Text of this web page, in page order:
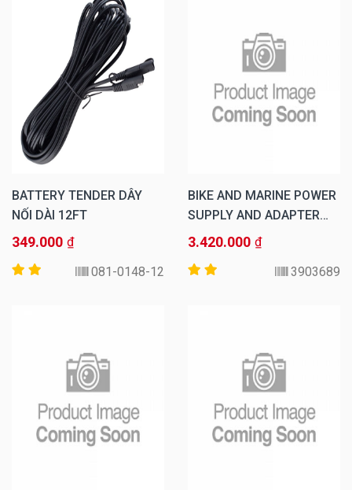
BATTERY TENDER DÂY
NỐI DÀI 12FT
349.000 ₫
081-0148-12
BIKE AND MARINE POWER
SUPPLY AND ADAPTER
KIT FOR NAVIGATOR TXC
3.420.000 ₫
3903689